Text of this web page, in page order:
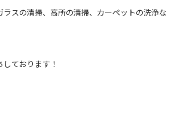
スの清掃、高所の清掃、カーペットの洗浄な
ております！